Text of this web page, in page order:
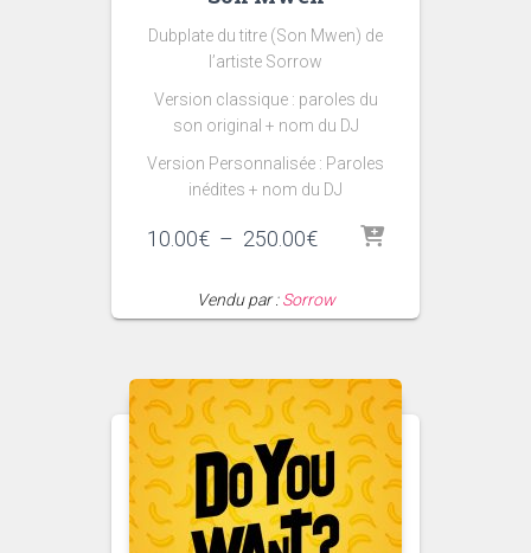
Dubplate du titre (Son Mwen) de
l’artiste Sorrow
Version classique : paroles du
son original + nom du DJ
Version Personnalisée : Paroles
inédites + nom du DJ
10.00€ – 250.00€Plage
10.00€
Vendu par :Sorrow